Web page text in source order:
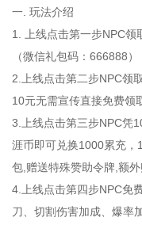
一. 玩法介绍
1. 上线点击第一步NPC领
（微信礼包码：666888）
2.上线点击第二步NPC领
10元无需宣传直接免费领
3.上线点击第三步NPC凭
涯币即可兑换1000累充，
包,赠送特殊赞助令牌,额
4.上线点击第四步NPC免
刀、切割伤害加成、爆率